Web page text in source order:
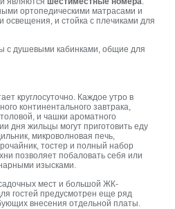
ортопедическими матрасами и
освещения, и стойка с плечиками для
с душевыми кабинками, общие для
круглосуточно. Каждое утро в
континентального завтрака,
и чашки ароматного
дня жильцы могут приготовить еду
микроволновая печь,
тостер и полный набор
позволяет побаловать себя или
изысками.
мест и большой ЖК-
гостей предусмотрен еще ряд
внесения отдельной платы.